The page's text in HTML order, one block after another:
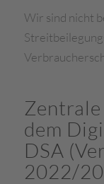
Wir sind nicht
dem
DSA
2022/